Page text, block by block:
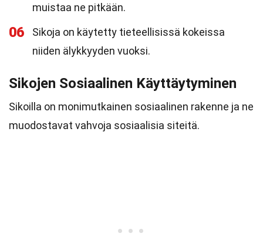
muistaa ne pitkään.
06
Sikoja on käytetty tieteellisissä kokeissa
niiden älykkyyden vuoksi.
Sikojen Sosiaalinen Käyttäytyminen
Sikoilla on monimutkainen sosiaalinen rakenne ja ne
muodostavat vahvoja sosiaalisia siteitä.